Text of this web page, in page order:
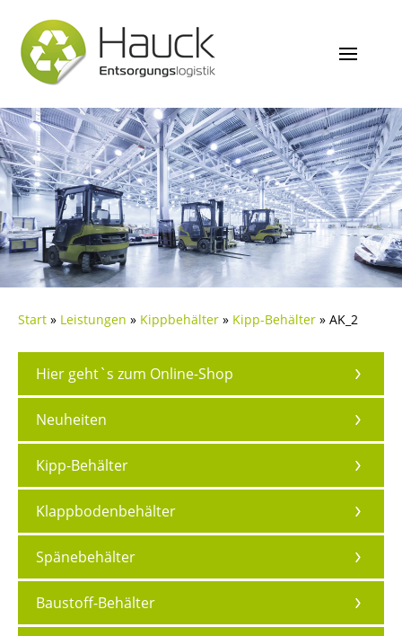
Start » Leistungen » Kippbehälter » Kipp-Behälter » AK_2
Hier geht`s zum Online-Shop
Neuheiten
Kipp-Behälter
Klappbodenbehälter
Spänebehälter
Baustoff-Behälter